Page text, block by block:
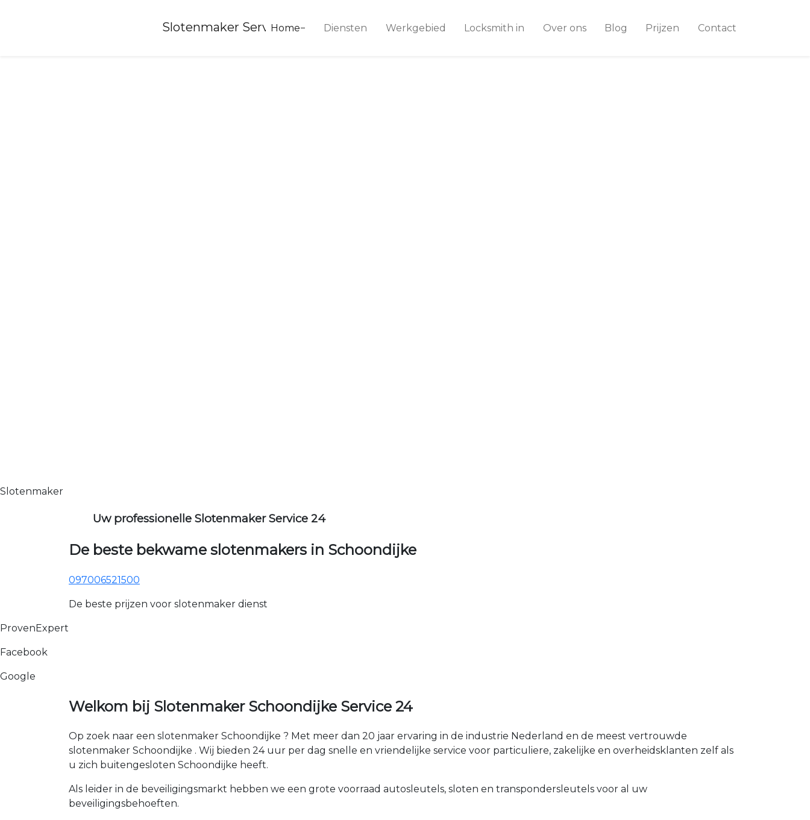
Slotenmaker Service 24
Home Diensten Werkgebied Locksmith in Over ons Blog Prijzen Contact
Slotenmaker
Uw professionelle Slotenmaker Service 24
De beste bekwame slotenmakers in Schoondijke
097006521500
De beste prijzen voor slotenmaker dienst
ProvenExpert
Facebook
Google
Welkom bij Slotenmaker Schoondijke Service 24
Op zoek naar een slotenmaker Schoondijke ? Met meer dan 20 jaar ervaring in de industrie Nederland en de meest vertrouwde
slotenmaker Schoondijke . Wij bieden 24 uur per dag snelle en vriendelijke service voor particuliere, zakelijke en overheidsklanten zelf als
u zich buitengesloten Schoondijke heeft.
Als leider in de beveiligingsmarkt hebben we een grote voorraad autosleutels, sloten en transpondersleutels voor al uw
beveiligingsbehoeften.